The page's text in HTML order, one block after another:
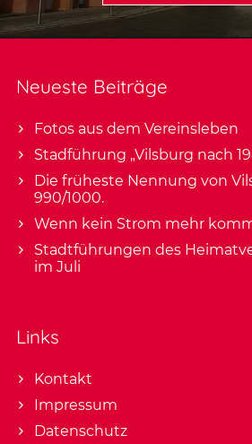
Neueste Beiträge
Fotos aus dem Vereinsleben
Stadführung „Vilsburg nach
Die früheste Nennung von
990/1000.
Wenn kein Strom mehr
Stadtführungen des
im Juli
Links
Kontakt
Impressum
Datenschutz